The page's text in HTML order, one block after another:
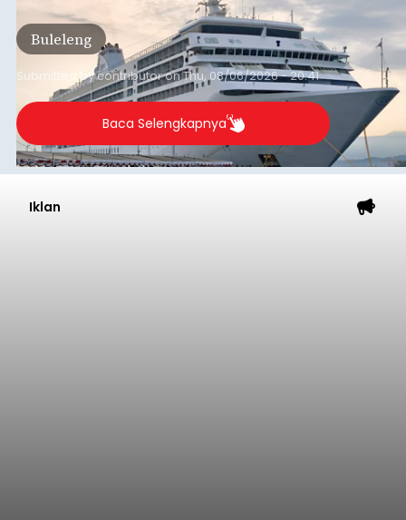
Tonnage (GT), atau tumbuh 12,4 persen
dibandingkan periode yang sama tahun lalu
yang tercatat sebesar 1,32 juta GT.
Buleleng
Submitted bycontributoronThu, 08/06/2026 - 20:41
Baca Selengkapnya
Iklan